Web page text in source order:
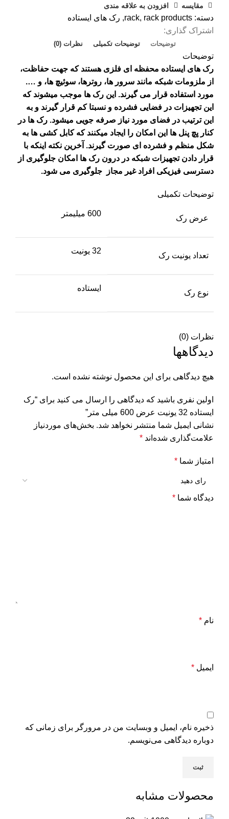
مقایسه افزودن به علاقه مندی
دسته: rack, rack products
, رک های ایستاده
اشتراک گذاری:
توضیحات توضیحات تکمیلی نظرات (0)
توضیحات
رک های ایستاده محفظه ای فلزی هستند که جهت حفاظت،
از ملزومات شبکه مانند سرور ها، روترها، سوئیچ ها، و ….
مورد استفاده قرار می گیرند. این رک ها موجب میشوند که
این تجهیزات در فضایی فشرده و نسبتا کم قرار گیرند و به
این ترتیب در فضای مورد نیاز صرفه جویی میشود. رک ها در
کنار پچ پنل ها این امکان را ایجاد میکنند که کابل کشی ها به
شکل منظم و فشرده ای صورت گیرند. آخرین نکته اینکه با
قرار دادن تجهیزات شبکه در درون رک ها امکان جلوگیری از
دسترسی فیزیکی افراد غیر مجاز جلوگیری می شود.
توضیحات تکمیلی
عرض رک
600 میلیمتر
تعداد یونیت رک
32 یونیت
نوع رک
ایستاده
نظرات (0)
دیدگاهها
هیچ دیدگاهی برای این محصول نوشته نشده است.
اولین نفری باشید که دیدگاهی را ارسال می کنید برای “رک
ایستاده 32 یونیت عرض 600 میلی متر”
نشانی ایمیل شما منتشر نخواهد شد. بخش‌های موردنیاز
علامت‌گذاری شده‌اند *
امتیاز شما *
دیدگاه شما *
نام *
ایمیل *
ذخیره نام، ایمیل و وبسایت من در مرورگر برای زمانی که
دوباره دیدگاهی می‌نویسم.
محصولات مشابه